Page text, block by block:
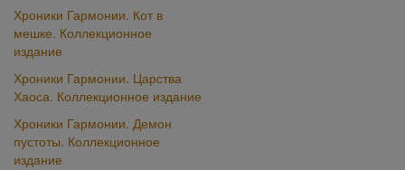
Хроники Гармонии. Кот в
мешке. Коллекционное
издание
Хроники Гармонии. Царства
Хаоса. Коллекционное издание
Хроники Гармонии. Демон
пустоты. Коллекционное
издание